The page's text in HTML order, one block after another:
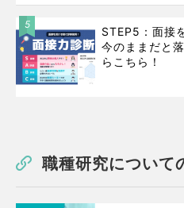
5
STEP5：面接
今のままだと
らこちら！
職種研究について